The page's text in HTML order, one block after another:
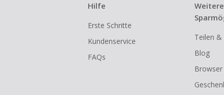
Hilfe
Erste Schritte
Kundenservice
FAQs
Weitere
Teilen
Blog